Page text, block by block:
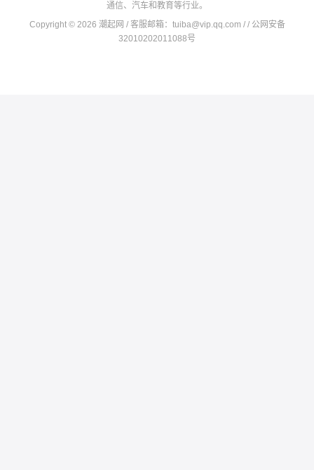
通信、汽车和教育等行业。
Copyright © 2026 潮起网 / 客服邮箱： tuiba@vip.qq.com / / 公网安备
32010202011088号